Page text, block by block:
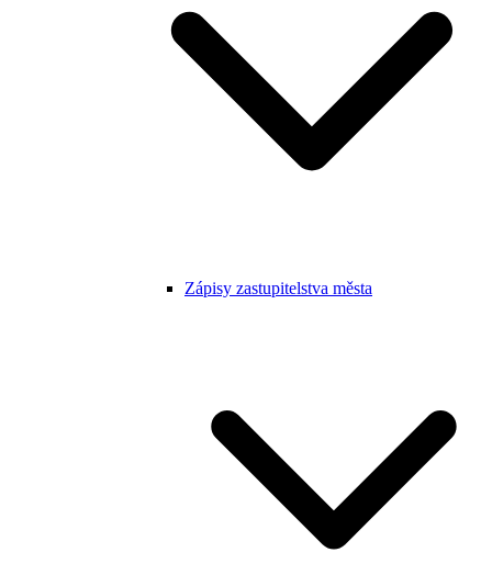
Zápisy zastupitelstva města